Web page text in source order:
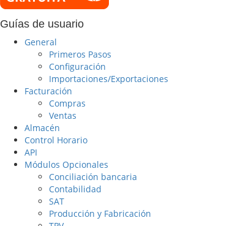
Guías de usuario
General
Primeros Pasos
Configuración
Importaciones/Exportaciones
Facturación
Compras
Ventas
Almacén
Control Horario
API
Módulos Opcionales
Conciliación bancaria
Contabilidad
SAT
Producción y Fabricación